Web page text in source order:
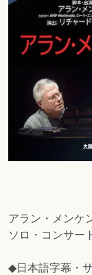
アラン・メンケ
ソロ・コンサー
◆日本語字幕・